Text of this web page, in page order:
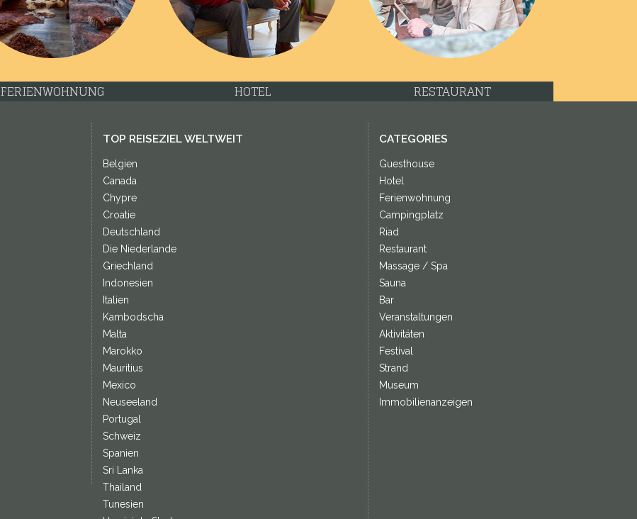
FERIENWOHNUNG HOTEL RESTAURANT
TOP REISEZIEL WELTWEIT
Belgien
Canada
Chypre
Croatie
Deutschland
Die Niederlande
Griechland
Indonesien
Italien
Kambodscha
Malta
Marokko
Mauritius
Mexico
Neuseeland
Portugal
Schweiz
Spanien
Sri Lanka
Thailand
Tunesien
CATEGORIES
Guesthouse
Hotel
Ferienwohnung
Campingplatz
Riad
Restaurant
Massage / Spa
Sauna
Bar
Veranstaltungen
Aktivitäten
Festival
Strand
Museum
Immobilienanzeigen